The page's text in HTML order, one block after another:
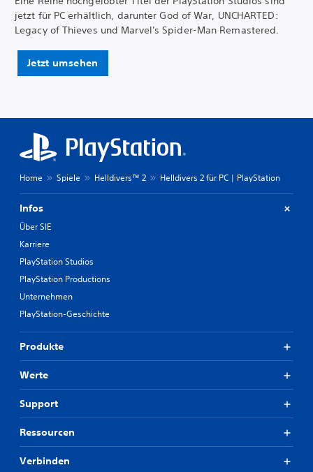
jetzt für PC erhältlich, darunter God of War, UNCHARTED:
Legacy of Thieves und Marvel's Spider-Man Remastered.
Jetzt umsehen
Home Spiele Helldivers™ 2 Helldivers 2 für PC | PlayStation
Infos
Über SIE
Karriere
PlayStation Studios
PlayStation Productions
Unternehmen
PlayStation-Geschichte
Produkte
Werte
Support
Ressourcen
Verbinden